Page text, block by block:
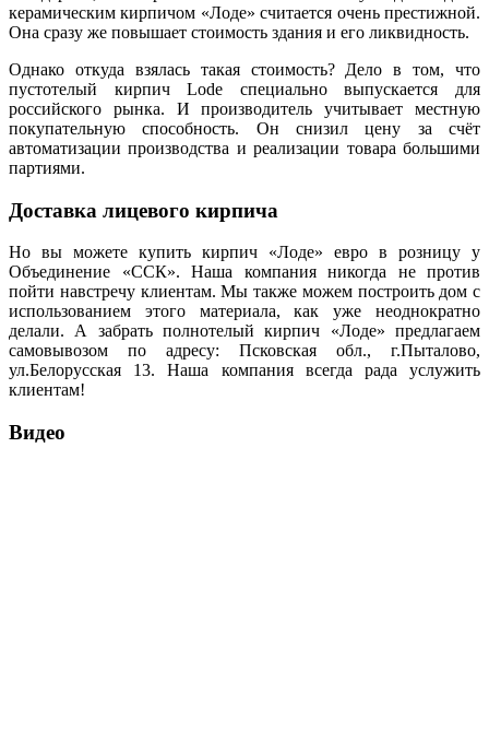
керамическим кирпичом «Лоде» считается очень престижной.
Она сразу же повышает стоимость здания и его ликвидность.
Однако откуда взялась такая стоимость? Дело в том, что
пустотелый кирпич Lode специально выпускается для
российского рынка. И производитель учитывает местную
покупательную способность. Он снизил цену за счёт
автоматизации производства и реализации товара большими
партиями.
Доставка лицевого кирпича
Но вы можете купить кирпич «Лоде» евро в розницу у
Объединение «ССК». Наша компания никогда не против
пойти навстречу клиентам. Мы также можем построить дом с
использованием этого материала, как уже неоднократно
делали. А забрать полнотелый кирпич «Лоде» предлагаем
самовывозом по адресу: Псковская обл., г.Пыталово,
ул.Белорусская 13. Наша компания всегда рада услужить
клиентам!
Видео